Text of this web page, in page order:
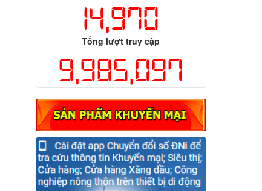
14,970
Tổng lượt truy cập
9,985,097